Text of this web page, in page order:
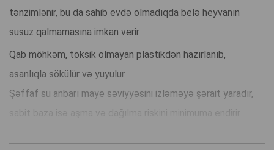
tənzimlənir, bu da sahib evdə olmadıqda belə heyvanın
susuz qalmamasına imkan verir
Qab möhkəm, toksik olmayan plastikdən hazırlanıb,
asanlıqla sökülür və yuyulur
Şəffaf su anbarı maye səviyyəsini izləməyə şərait yaradır,
sabit baza isə aşma və dağılma riskini minimuma endirir